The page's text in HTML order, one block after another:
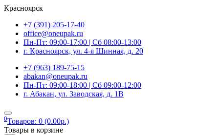
Красноярск
+7 (391) 205-17-40
office@oneupak.ru
Пн-Пт: 09:00-17:00 | Сб 08:00-13:00
г. Красноярск, ул. 4-я Шинная, д. 20
+7 (963) 189-75-15
abakan@oneupak.ru
Пн-Пт: 09:00-18:00 | Сб 09:00-12:00
г. Абакан, ул. Заводская, д. 1В
0Товаров: 0 (0.00р.)
Товары в корзине